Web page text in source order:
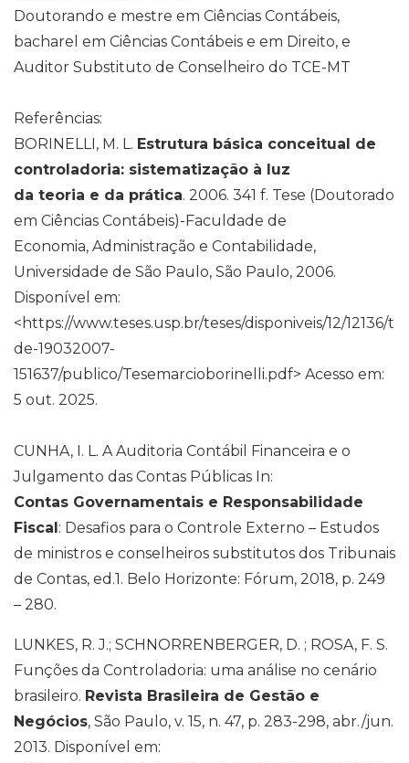
Doutorando e mestre em Ciências Contábeis,
bacharel em Ciências Contábeis e em Direito, e
Auditor Substituto de Conselheiro do TCE-MT
Referências:
BORINELLI, M. L. Estrutura básica conceitual de
controladoria: sistematização à luz
da teoria e da prática. 2006. 341 f. Tese (Doutorado
em Ciências Contábeis)-Faculdade de
Economia, Administração e Contabilidade,
Universidade de São Paulo, São Paulo, 2006.
Disponível em:
<https://www.teses.usp.br/teses/disponiveis/12/12136/t
de-19032007-
151637/publico/Tesemarcioborinelli.pdf> Acesso em:
5 out. 2025.
CUNHA, I. L. A Auditoria Contábil Financeira e o
Julgamento das Contas Públicas In:
Contas Governamentais e Responsabilidade
Fiscal: Desafios para o Controle Externo – Estudos
de ministros e conselheiros substitutos dos Tribunais
de Contas, ed.1. Belo Horizonte: Fórum, 2018, p. 249
– 280.
LUNKES, R. J.; SCHNORRENBERGER, D. ; ROSA, F. S.
Funções da Controladoria: uma análise no cenário
brasileiro. Revista Brasileira de Gestão e
Negócios, São Paulo, v. 15, n. 47, p. 283-298, abr./jun.
2013. Disponível em: